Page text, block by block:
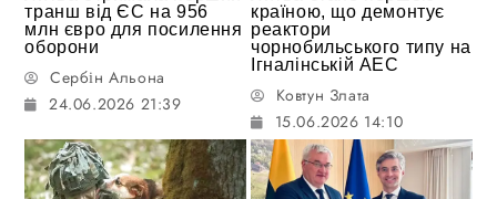
транш від ЄС на 956
млн євро для посилення
оборони
Сербін Альона
24.06.2026 21:39
країною, що демонтує
реактори
чорнобильського типу на
Ігналінській АЕС
Ковтун Злата
15.06.2026 14:10